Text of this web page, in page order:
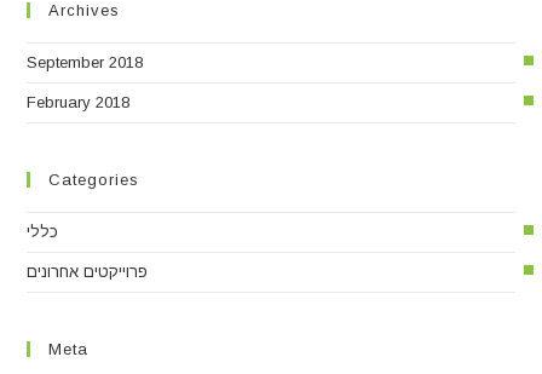
Archives
September 2018
February 2018
Categories
כללי
פרוייקטים אחרונים
Meta